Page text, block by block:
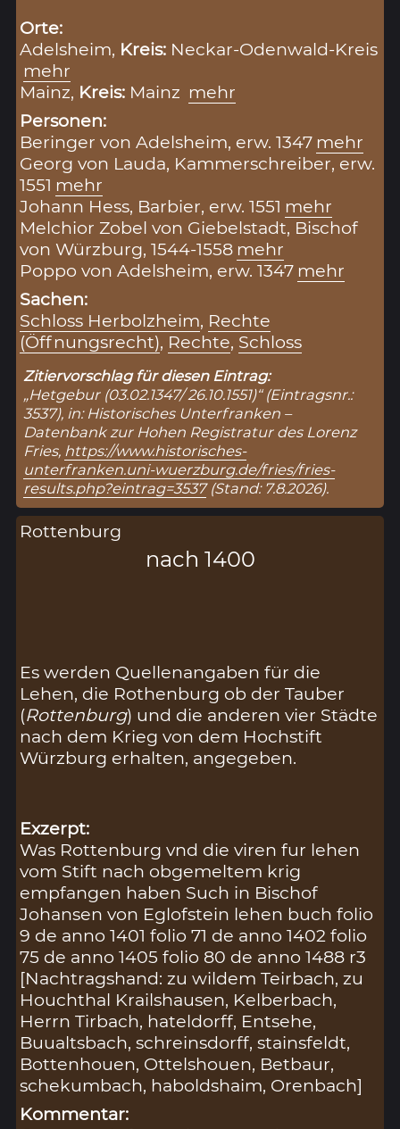
Orte:
Adelsheim, Kreis: Neckar-Odenwald-Kreis
mehr
Mainz, Kreis: Mainz mehr
Personen:
Beringer von Adelsheim, erw. 1347 mehr
Georg von Lauda, Kammerschreiber, erw.
1551 mehr
Johann Hess, Barbier, erw. 1551 mehr
Melchior Zobel von Giebelstadt, Bischof
von Würzburg, 1544-1558 mehr
Poppo von Adelsheim, erw. 1347 mehr
Sachen:
Schloss Herbolzheim, Rechte
(Öffnungsrecht), Rechte, Schloss
Zitiervorschlag für diesen Eintrag:
„Hetgebur (03.02.1347/ 26.10.1551)“ (Eintragsnr.:
3537), in: Historisches Unterfranken –
Datenbank zur Hohen Registratur des Lorenz
Fries, https://www.historisches-
unterfranken.uni-wuerzburg.de/fries/fries-
results.php?eintrag=3537(Stand: 7.8.2026).
Rottenburg
nach 1400
Es werden Quellenangaben für die
Lehen, die Rothenburg ob der Tauber
(Rottenburg) und die anderen vier Städte
nach dem Krieg von dem Hochstift
Würzburg erhalten, angegeben.
Exzerpt:
Was Rottenburg vnd die viren fur lehen
vom Stift nach obgemeltem krig
empfangen haben Such in Bischof
Johansen von Eglofstein lehen buch folio
9 de anno 1401 folio 71 de anno 1402 folio
75 de anno 1405 folio 80 de anno 1488 r3
[Nachtragshand: zu wildem Teirbach, zu
Houchthal Krailshausen, Kelberbach,
Herrn Tirbach, hateldorff, Entsehe,
Buualtsbach, schreinsdorff, stainsfeldt,
Bottenhouen, Ottelshouen, Betbaur,
schekumbach, haboldshaim, Orenbach]
Kommentar: